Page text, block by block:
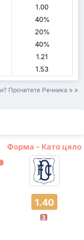
1.00
40%
20%
40%
1.21
1.53
Прочетете Речника
Форма - Като цяло
1.40
З